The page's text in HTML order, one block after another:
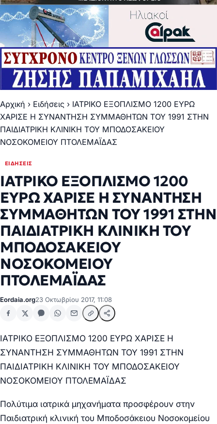
Αρχική › Ειδήσεις › ΙΑΤΡΙΚΟ ΕΞΟΠΛΙΣΜΟ 1200 ΕΥΡΩ
ΧΑΡΙΣΕ Η ΣΥΝΑΝΤΗΣΗ ΣΥΜΜΑΘΗΤΩΝ ΤΟΥ 1991 ΣΤΗΝ
ΠΑΙΔΙΑΤΡΙΚΗ ΚΛΙΝΙΚΗ ΤΟΥ ΜΠΟΔΟΣΑΚΕΙΟΥ
ΝΟΣΟΚΟΜΕΙΟΥ ΠΤΟΛΕΜΑΪΔΑΣ
ΕΙΔΉΣΕΙΣ
ΙΑΤΡΙΚΟ ΕΞΟΠΛΙΣΜΟ 1200
ΕΥΡΩ ΧΑΡΙΣΕ Η ΣΥΝΑΝΤΗΣΗ
ΣΥΜΜΑΘΗΤΩΝ ΤΟΥ 1991 ΣΤΗΝ
ΠΑΙΔΙΑΤΡΙΚΗ ΚΛΙΝΙΚΗ ΤΟΥ
ΜΠΟΔΟΣΑΚΕΙΟΥ
ΝΟΣΟΚΟΜΕΙΟΥ
ΠΤΟΛΕΜΑΪΔΑΣ
Eordaia.org23 Οκτωβρίου 2017, 11:08
ΙΑΤΡΙΚΟ ΕΞΟΠΛΙΣΜΟ 1200 ΕΥΡΩ ΧΑΡΙΣΕ Η
ΣΥΝΑΝΤΗΣΗ ΣΥΜΜΑΘΗΤΩΝ ΤΟΥ 1991 ΣΤΗΝ
ΠΑΙΔΙΑΤΡΙΚΗ ΚΛΙΝΙΚΗ ΤΟΥ ΜΠΟΔΟΣΑΚΕΙΟΥ
ΝΟΣΟΚΟΜΕΙΟΥ ΠΤΟΛΕΜΑΪΔΑΣ
Πολύτιμα ιατρικά μηχανήματα προσφέρουν στην
Παιδιατρική κλινική του Μποδοσάκειου Νοσοκομείου